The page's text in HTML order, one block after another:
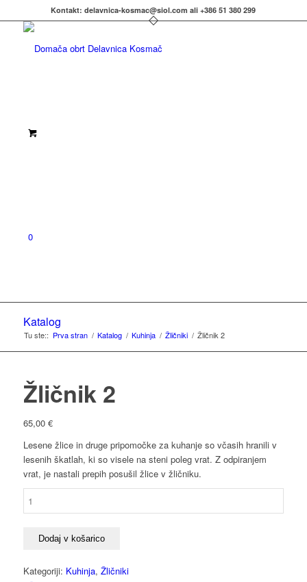
Kontakt: delavnica-kosmac@siol.com ali +386 51 380 299
0
Katalog
Tu ste:: Prva stran / Katalog / Kuhinja / Žličniki / Žličnik 2
Žličnik 2
65,00 €
Lesene žlice in druge pripomočke za kuhanje so včasih hranili v
lesenih škatlah, ki so visele na steni poleg vrat. Z odpiranjem
vrat, je nastali prepih posušil žlice v žličniku.
Dodaj v košarico
Kategoriji: Kuhinja, Žličniki